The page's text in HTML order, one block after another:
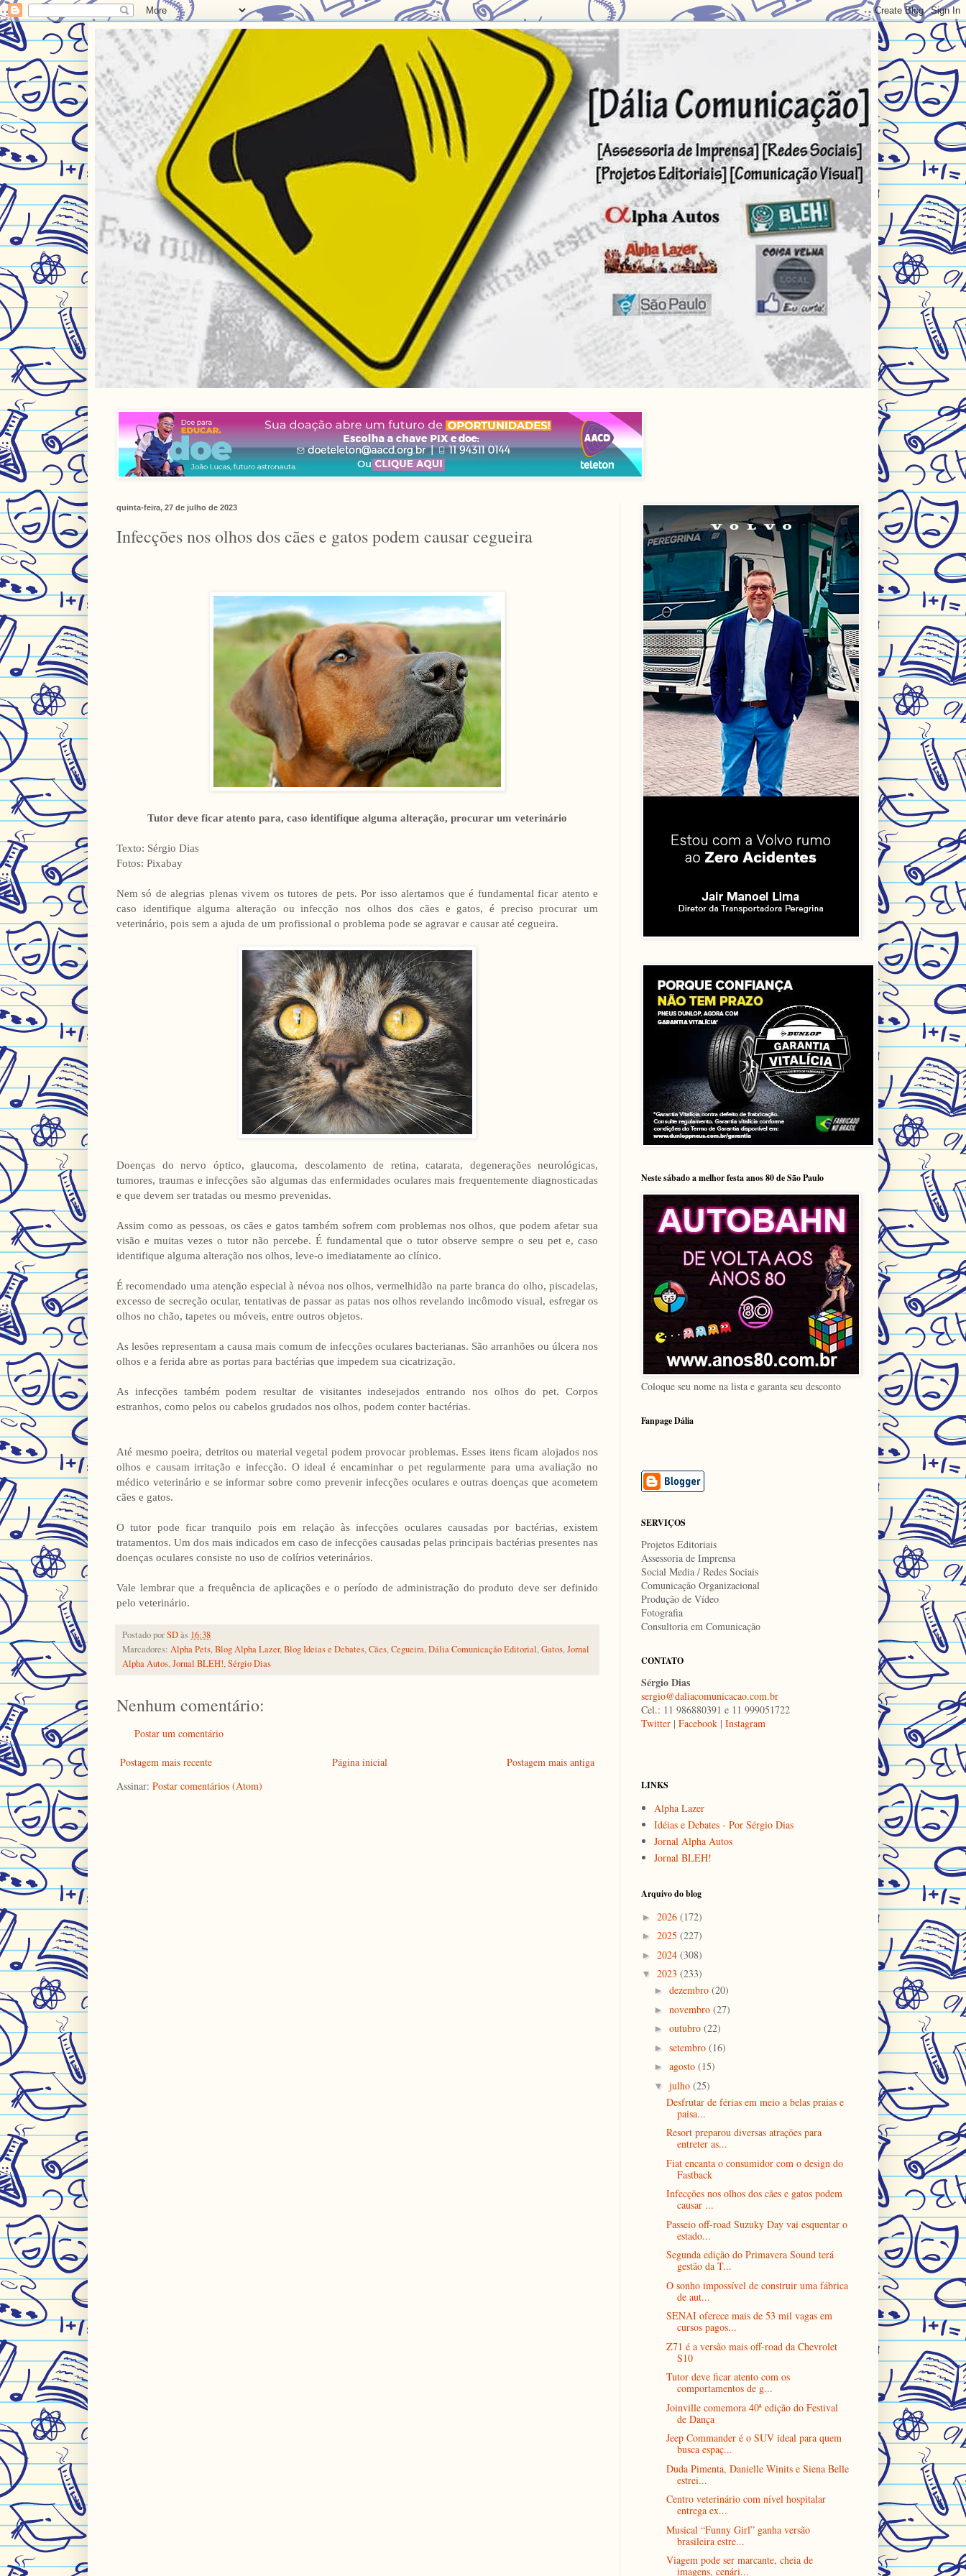
quinta-feira, 27 de julho de 2023
Infecções nos olhos dos cães e gatos podem causar cegueira
Tutor deve ficar atento para, caso identifique alguma alteração, procurar um veterinário
Texto: Sérgio Dias
Fotos: Pixabay
Nem só de alegrias plenas vivem os tutores de pets. Por isso alertamos que é fundamental ficar atento e
caso identifique alguma alteração ou infecção nos olhos dos cães e gatos, é preciso procurar um
veterinário, pois sem a ajuda de um profissional o problema pode se agravar e causar até cegueira.
Doenças do nervo óptico, glaucoma, descolamento de retina, catarata, degenerações neurológicas,
tumores, traumas e infecções são algumas das enfermidades oculares mais frequentemente diagnosticadas
e que devem ser tratadas ou mesmo prevenidas.
Assim como as pessoas, os cães e gatos também sofrem com problemas nos olhos, que podem afetar sua
visão e muitas vezes o tutor não percebe. É fundamental que o tutor observe sempre o seu pet e, caso
identifique alguma alteração nos olhos, leve-o imediatamente ao clínico.
É recomendado uma atenção especial à névoa nos olhos, vermelhidão na parte branca do olho, piscadelas,
excesso de secreção ocular, tentativas de passar as patas nos olhos revelando incômodo visual, esfregar os
olhos no chão, tapetes ou móveis, entre outros objetos.
As lesões representam a causa mais comum de infecções oculares bacterianas. São arranhões ou úlcera nos
olhos e a ferida abre as portas para bactérias que impedem sua cicatrização.
As infecções também podem resultar de visitantes indesejados entrando nos olhos do pet. Corpos
estranhos, como pelos ou cabelos grudados nos olhos, podem conter bactérias.
Até mesmo poeira, detritos ou material vegetal podem provocar problemas. Esses itens ficam alojados nos
olhos e causam irritação e infecção. O ideal é encaminhar o pet regularmente para uma avaliação no
médico veterinário e se informar sobre como prevenir infecções oculares e outras doenças que acometem
cães e gatos.
O tutor pode ficar tranquilo pois em relação às infecções oculares causadas por bactérias, existem
tratamentos. Um dos mais indicados em caso de infecções causadas pelas principais bactérias presentes nas
doenças oculares consiste no uso de colírios veterinários.
Vale lembrar que a frequência de aplicações e o período de administração do produto deve ser definido
pelo veterinário.
Postado porSDàs 16:38
Marcadores: Alpha Pets,Blog Alpha Lazer,Blog Ideias e Debates,Cães,Cegueira,Dália Comunicação Editorial,Gatos,Jornal
Alpha Autos,Jornal BLEH!,Sérgio Dias
Nenhum comentário:
Postar um comentário
Postagem mais recente Postagem mais antiga
Página inicial
Assinar: Postar comentários (Atom)
Neste sábado a melhor festa anos 80 de São Paulo
Coloque seu nome na lista e garanta seu desconto
Fanpage Dália
SERVIÇOS
Projetos Editoriais
Assessoria de Imprensa
Social Media / Redes Sociais
Comunicação Organizacional
Produção de Vídeo
Fotografia
Consultoria em Comunicação
CONTATO
Sérgio Dias
sergio@daliacomunicacao.com.br
Cel.: 11 986880391 e 11 999051722
Twitter | Facebook | Instagram
LINKS
Alpha Lazer
Idéias e Debates - Por Sérgio Dias
Jornal Alpha Autos
Jornal BLEH!
Arquivo do blog
► 2026 (172)
► 2025 (227)
► 2024 (308)
▼ 2023 (233)
► dezembro (20)
► novembro (27)
► outubro (22)
► setembro (16)
► agosto (15)
▼ julho (25)
Desfrutar de férias em meio a belas praias e
paisa...
Resort preparou diversas atrações para
entreter as...
Fiat encanta o consumidor com o design do
Fastback
Infecções nos olhos dos cães e gatos podem
causar ...
Passeio off-road Suzuky Day vai esquentar o
estado...
Segunda edição do Primavera Sound terá
gestão da T...
O sonho impossível de construir uma fábrica
de aut...
SENAI oferece mais de 53 mil vagas em
cursos pagos...
Z71 é a versão mais off-road da Chevrolet
S10
Tutor deve ficar atento com os
comportamentos de g...
Joinville comemora 40ª edição do Festival
de Dança
Jeep Commander é o SUV ideal para quem
busca espaç...
Duda Pimenta, Danielle Winits e Siena Belle
estrei...
Centro veterinário com nível hospitalar
entrega ex...
Musical “Funny Girl” ganha versão
brasileira estre...
Viagem pode ser marcante, cheia de
imagens, cenári...